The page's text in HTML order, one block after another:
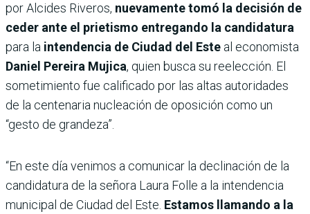
por Alcides Riveros, nuevamente tomó la decisión de
ceder ante el prietismo entregando la candidatura
para la intendencia de Ciudad del Este al economista
Daniel Pereira Mujica, quien busca su reelección. El
sometimiento fue calificado por las altas autoridades
de la centenaria nucleación de oposición como un
“gesto de grandeza”.
“En este día venimos a comunicar la declinación de la
candidatura de la señora Laura Folle a la intendencia
municipal de Ciudad del Este. Estamos llamando a la